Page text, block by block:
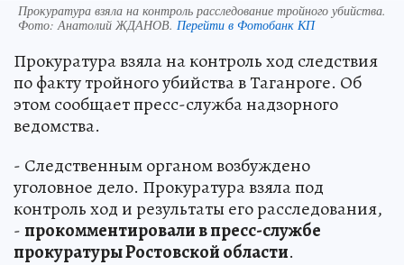
Прокуратура взяла на контроль расследование тройного убийства.
Фото:Анатолий ЖДАНОВ. Перейти в Фотобанк КП
Прокуратура взяла на контроль ход следствия
по факту тройного убийства в Таганроге. Об
этом сообщает пресс-служба надзорного
ведомства.
- Следственным органом возбуждено
уголовное дело. Прокуратура взяла под
контроль ход и результаты его расследования,
-прокомментировали в пресс-службе
прокуратуры Ростовской области.